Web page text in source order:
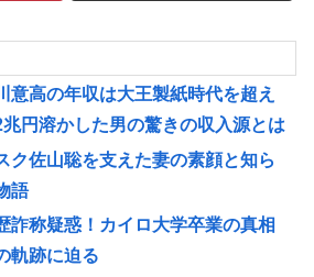
意高の年収は大王製紙時代を超え
円溶かした男の驚きの収入源とは
ク佐山聡を支えた妻の素顔と知ら
語
詐称疑惑！カイロ大学卒業の真相
軌跡に迫る